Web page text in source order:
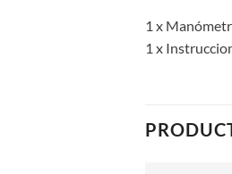
1 x
1 x